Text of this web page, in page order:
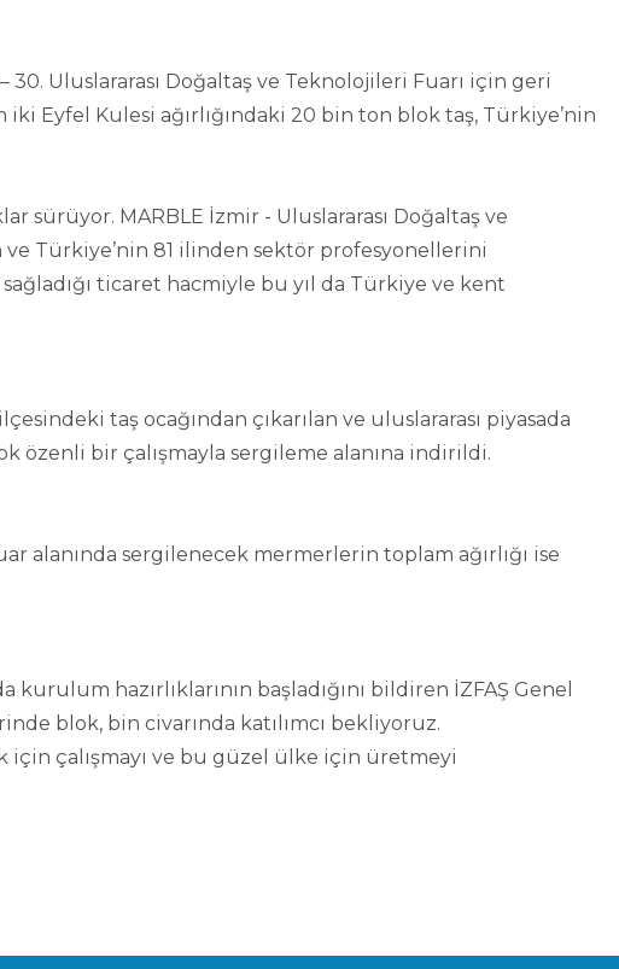
Uluslararası Doğaltaş ve Teknolojileri Fuarı için geri
Eyfel Kulesi ağırlığındaki 20 bin ton blok taş, Türkiye’nin
sürüyor. MARBLE İzmir - Uluslararası Doğaltaş ve
ve Türkiye’nin 81 ilinden sektör profesyonellerini
ticaret hacmiyle bu yıl da Türkiye ve kent
taş ocağından çıkarılan ve uluslararası piyasada
özenli bir çalışmayla sergileme alanına indirildi.
alanında sergilenecek mermerlerin toplam ağırlığı ise
kurulum hazırlıklarının başladığını bildiren İZFAŞ Genel
blok, bin civarında katılımcı bekliyoruz.
için çalışmayı ve bu güzel ülke için üretmeyi